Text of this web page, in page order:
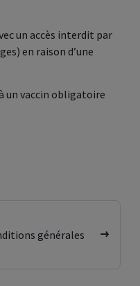
un accès interdit par
en raison d’une
un vaccin obligatoire
générales